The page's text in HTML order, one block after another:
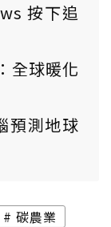
按下追
全球暖化
預測地球
碳農業